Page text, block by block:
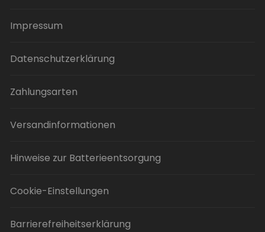
Impressum
Datenschutzerklärung
Zahlungsarten
Versandinformationen
Hinweise zur Batterieentsorgung
Cookie-Einstellungen
Barrierefreiheitserklärung